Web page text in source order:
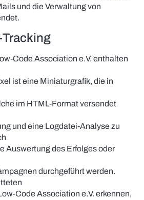
und die Verwaltung von
Code Association e.V. enthalten
ist eine Miniaturgrafik, die in
im HTML-Format versendet
und eine Logdatei-Analyse zu
Auswertung des Erfolges oder
durchgeführt werden.
Code Association e.V. erkennen,